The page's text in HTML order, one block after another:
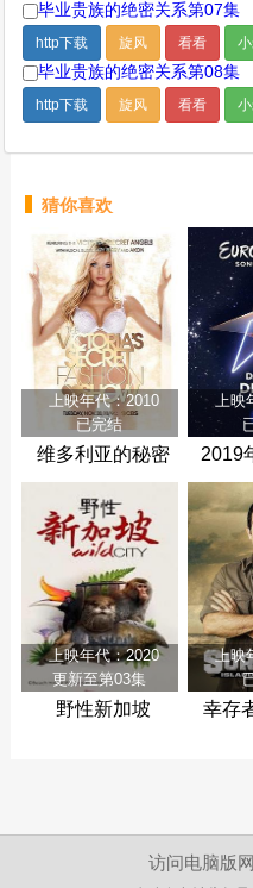
毕业贵族的绝密关系第07集
http下载 旋风 看看
毕业贵族的绝密关系第08集
http下载 旋风 看看
猜你喜欢
上映年代：2010
已完结
维多利亚的秘密
2010时装秀
上映
2019
上映年代：2020
更新至第03集
野性新加坡
上映
幸存
访问电脑版